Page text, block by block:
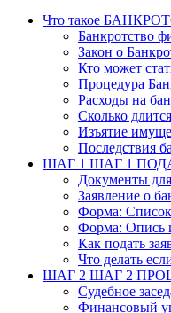
Что такое
Банкротство
Закон о
Кто может
Процедура
Расходы на
Сколько
Изъятие
Последствия
ШАГ 1 ШАГ 1
Документы для
Заявление о
Форма: Список
Форма: Опись
Как подать
Что делать
ШАГ 2 ШАГ 2
Судебное
Финансовый